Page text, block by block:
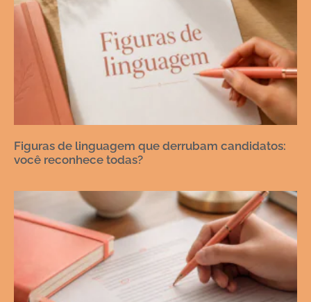
Figuras de linguagem que derrubam candidatos:
você reconhece todas?